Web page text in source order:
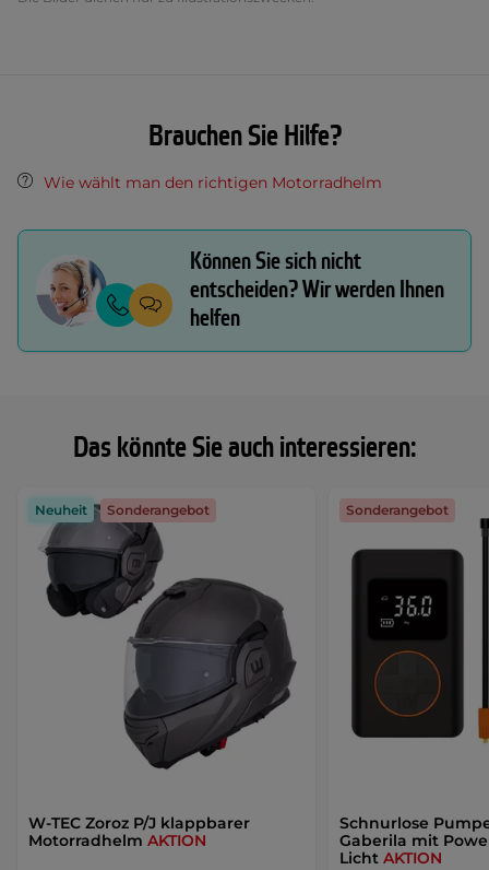
Das könnte Sie auch interessieren:
W-TEC Zoroz P/J klappbarer
Motorradhelm AKTION
Neuheit Sonderangebot
Schnurlose
Gaberila mit
LichtAKTION
Sonderangebot
Brauchen Sie Hilfe?
Wie wählt man den richtigen Motorradhelm
Können Sie sich nicht
entscheiden? Wir werden Ihnen
helfen